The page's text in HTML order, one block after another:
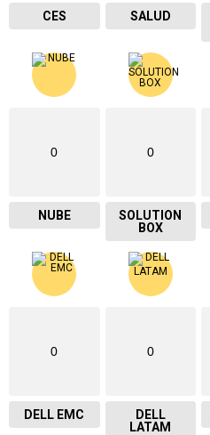
CES SALUD
0
NUBE
0
SOLUTION
BOX
0
DELL EMC
0
DELL
LATAM